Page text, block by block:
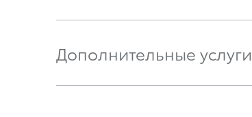
Дополнительные услуги